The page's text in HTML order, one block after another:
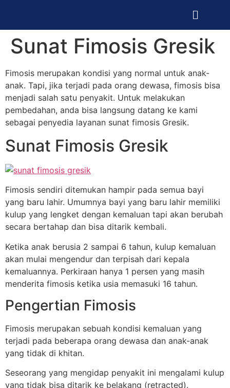
Sunat Fimosis Gresik
Fimosis merupakan kondisi yang normal untuk anak-
anak. Tapi, jika terjadi pada orang dewasa, fimosis bisa
menjadi salah satu penyakit. Untuk melakukan
pembedahan, anda bisa langsung datang ke kami
sebagai penyedia layanan sunat fimosis Gresik.
Sunat Fimosis Gresik
Fimosis sendiri ditemukan hampir pada semua bayi
yang baru lahir. Umumnya bayi yang baru lahir memiliki
kulup yang lengket dengan kemaluan tapi akan berubah
secara bertahap dan bisa ditarik kembali.
Ketika anak berusia 2 sampai 6 tahun, kulup kemaluan
akan mulai mengendur dan terpisah dari kepala
kemaluannya. Perkiraan hanya 1 persen yang masih
menderita fimosis ketika usia memasuki 16 tahun.
Pengertian Fimosis
Fimosis merupakan sebuah kondisi kemaluan yang
terjadi pada beberapa orang dewasa dan anak-anak
yang tidak di khitan.
Seseorang yang mengidap penyakit ini mengalami kulup
yang tidak bisa ditarik ke belakang (retracted).